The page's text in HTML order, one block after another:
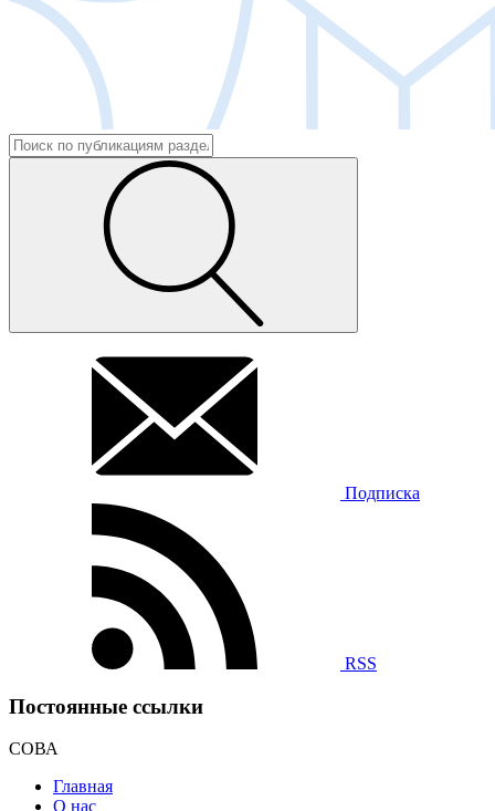
Подписка
RSS
Постоянные ссылки
СОВА
Главная
О нас